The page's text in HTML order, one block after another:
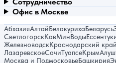
Офис в Москве
АбхазияАлтайБелокурихаБеларусь
СветлогорскКавМинВоды
ЖелезноводскКраснодарский край
ЛазаревскоеСочиТуапсеКрым
Москва и ПодмосковьеБашкирия